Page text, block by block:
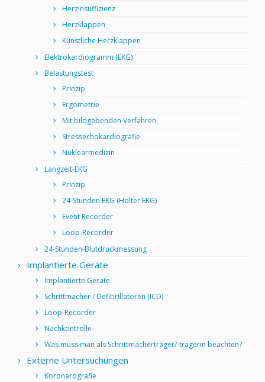
Herzinsuffizienz
Herzklappen
Künstliche Herzklappen
Elektrokardiogramm (EKG)
Belastungstest
Prinzip
Ergometrie
Mit bildgebenden Verfahren
Stressechokardiografie
Nuklearmedizin
Langzeit-EKG
Prinzip
24-Stunden EKG (Holter EKG)
Event Recorder
Loop-Recorder
24-Stunden-Blutdruckmessung
Implantierte Geräte
Implantierte Geräte
Schrittmacher / Defibrillatoren (ICD)
Loop-Recorder
Nachkontrolle
Was muss man als Schrittmacherträger/-trägerin beachten?
Externe Untersuchungen
Koronarografie